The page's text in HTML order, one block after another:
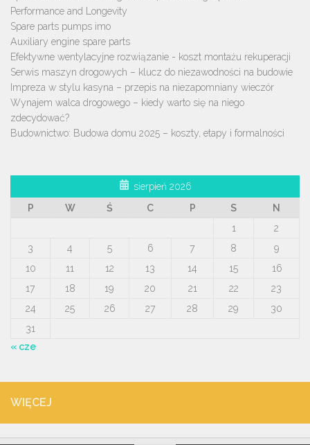
Performance and Longevity
Spare parts pumps imo
Auxiliary engine spare parts
Efektywne wentylacyjne rozwiązanie - koszt montażu rekuperacji
Serwis maszyn drogowych – klucz do niezawodności na budowie
Impreza w stylu kasyna – przepis na niezapomniany wieczór
Wynajem walca drogowego – kiedy warto się na niego
zdecydować?
Budownictwo: Budowa domu 2025 – koszty, etapy i formalności
sierpień 2026
P
W Ś C P S
N
1
2
3
4 5 6 7 8
9
10
11 12 13 14 15
16
17
18 19 20 21 22
23
24
25 26 27 28 29
30
31
« cze
WIĘCEJ